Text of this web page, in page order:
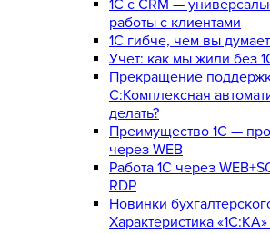
1С с CRM —
работы с клиентами
1С гибче, чем вы
Учет: как мы жили без
Прекращение
С:Комплексная
делать?
Преимущество 1С —
через WEB
Работа 1С через
RDP
Новинки
Характеристика